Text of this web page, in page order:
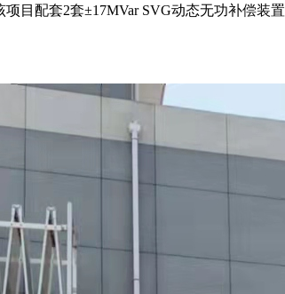
目配套2套±17MVar SVG动态无功补偿装置